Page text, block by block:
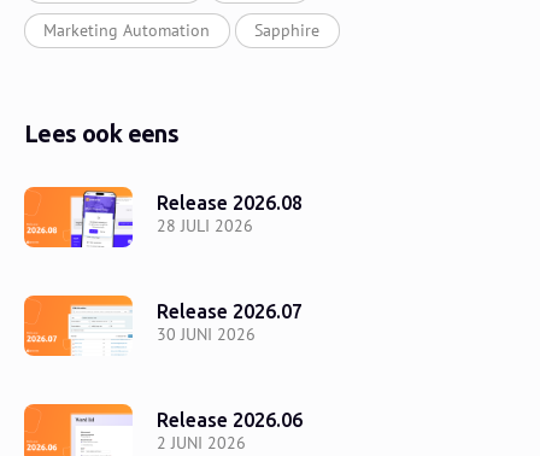
Marketing Automation Sapphire
Lees ook eens
28 JULI 2026
Release 2026.08
30 JUNI 2026
Release 2026.07
2 JUNI 2026
Release 2026.06